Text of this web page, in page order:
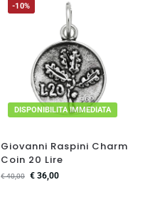
-10%
DISPONIBILITA IMMEDIATA
Giovanni Raspini Charm
Coin 20 Lire
€40,00 € 36,00